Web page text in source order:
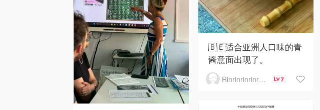
🇧🇪适合亚洲人口味的青
酱意面出现了。
Rinrinrinrinrinrinrin 7